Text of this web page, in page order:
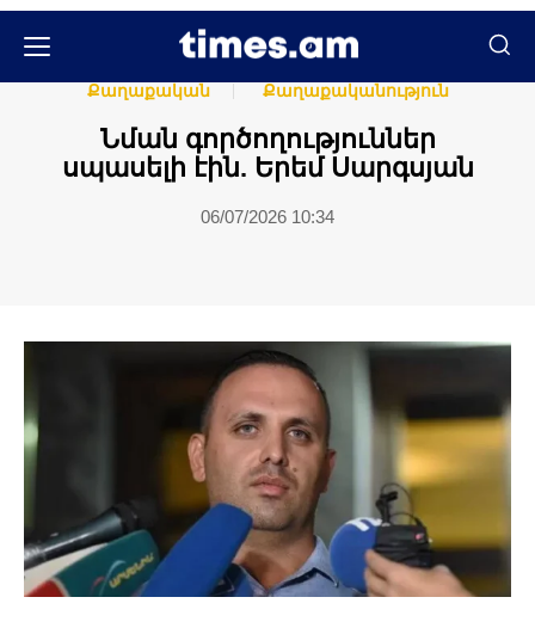
Քաղաքական
Քաղաքականություն
Նման գործողություններ
սպասելի էին. Երեմ Սարգսյան
06/07/2026 10:34